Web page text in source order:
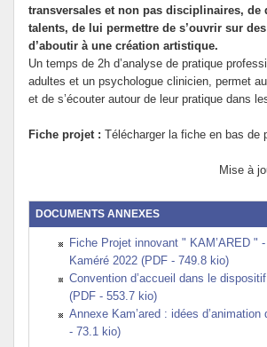
transversales et non pas disciplinaires, de
talents, de lui permettre de s’ouvrir sur
d’aboutir à une création artistique.
Un temps de 2h d’analyse de pratique
adultes et un psychologue clinicien, permet au
et de s’écouter autour de leur pratique dans
Fiche projet : Télécharger la fiche en bas de
Mise à
DOCUMENTS ANNEXES
Fiche Projet innovant " KAM’ARED "
Kaméré 2022 (PDF - 749.8 kio)
Convention d’accueil dans le
(PDF - 553.7 kio)
Annexe Kam’ared : idées
- 73.1 kio)